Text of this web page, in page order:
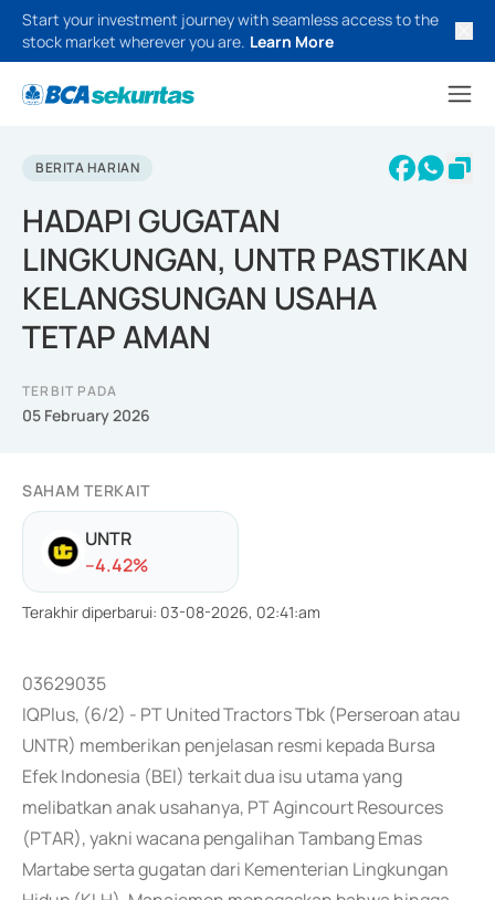
Start your investment journey with seamless access to the
stock market wherever you are. Learn More
BERITA HARIAN
HADAPI GUGATAN
LINGKUNGAN, UNTR PASTIKAN
KELANGSUNGAN USAHA
TETAP AMAN
TERBIT PADA
05 February 2026
SAHAM TERKAIT
UNTR
--4.42%
Terakhir diperbarui: 03-08-2026, 02:41:am
03629035
IQPlus, (6/2) - PT United Tractors Tbk (Perseroan atau
UNTR) memberikan penjelasan resmi kepada Bursa
Efek Indonesia (BEI) terkait dua isu utama yang
melibatkan anak usahanya, PT Agincourt Resources
(PTAR), yakni wacana pengalihan Tambang Emas
Martabe serta gugatan dari Kementerian Lingkungan